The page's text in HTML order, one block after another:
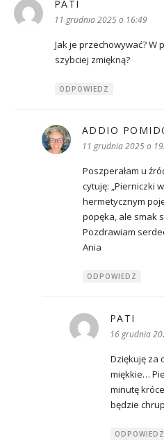
PATI
11 grudnia 2025 o 16:49
Jak je przechowywać? W
szybciej zmiękną?
ODPOWIEDZ
ADDIO
11 grudnia 2025 o
Poszperałam u
cytuję: „Pierniczki
hermetycznym
popęka, ale smak
Pozdrawiam
Ania
ODPOWIEDZ
PATI
16 grudnia
Dziękuję za
miękkie…
minutę
będzie
ODPOWIEDZ